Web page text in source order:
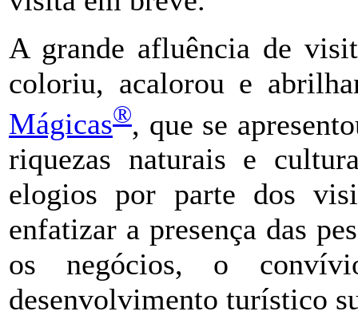
A grande afluência de
coloriu, acalorou e
Mágicas®, que se
riquezas naturais e
elogios por parte dos
enfatizar a presença das
os negócios, o
desenvolvimento turístico